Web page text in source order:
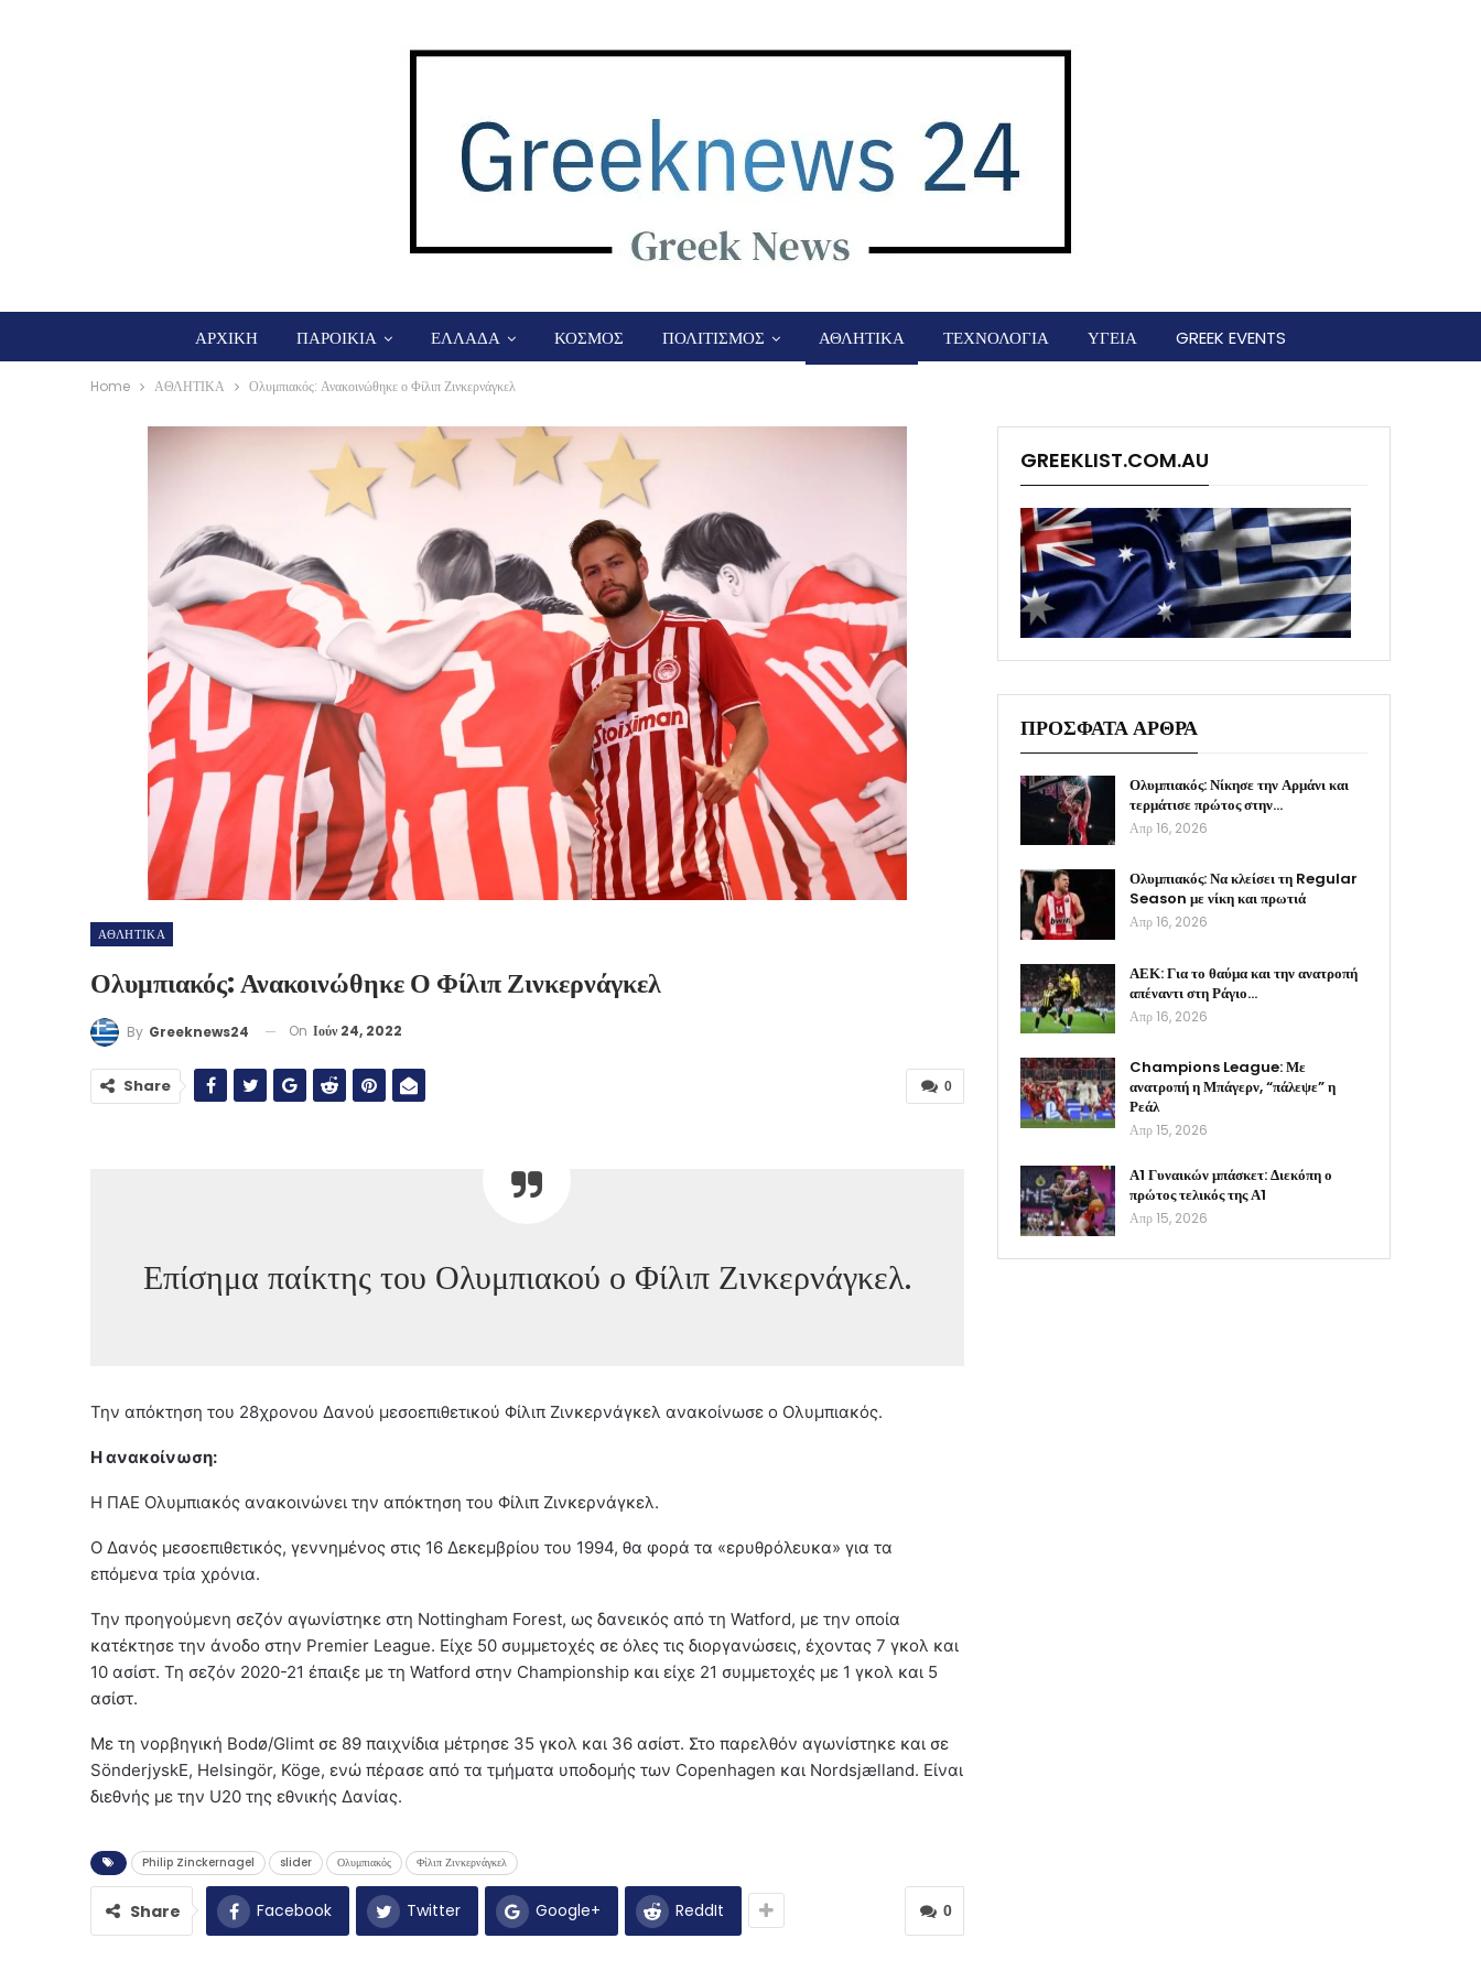
ΑΡΧΙΚΗ ΠΑΡΟΙΚΙΑ ΕΛΛΑΔΑ ΚΟΣΜΟΣ ΠΟΛΙΤΙΣΜΟΣ ΑΘΛΗΤΙΚΑ ΤΕΧΝΟΛΟΓΙΑ ΥΓΕΙΑ GREEK EVENTS
Home ΑΘΛΗΤΙΚΑ Ολυμπιακός: Ανακοινώθηκε ο Φίλιπ Ζινκερνάγκελ
ΑΘΛΗΤΙΚΑ
Ολυμπιακός: Ανακοινώθηκε Ο Φίλιπ Ζινκερνάγκελ
By Greeknews24 On Ιούν 24, 2022
0
Share
Επίσημα παίκτης του Ολυμπιακού ο Φίλιπ Ζινκερνάγκελ.
Την απόκτηση του 28χρονου Δανού μεσοεπιθετικού Φίλιπ Ζινκερνάγκελ ανακοίνωσε ο Ολυμπιακός.
Η ανακοίνωση:
Η ΠΑΕ Ολυμπιακός ανακοινώνει την απόκτηση του Φίλιπ Ζινκερνάγκελ.
Ο Δανός μεσοεπιθετικός, γεννημένος στις 16 Δεκεμβρίου του 1994, θα φορά τα «ερυθρόλευκα» για τα
επόμενα τρία χρόνια.
Την προηγούμενη σεζόν αγωνίστηκε στη Nottingham Forest, ως δανεικός από τη Watford, με την οποία
κατέκτησε την άνοδο στην Premier League. Είχε 50 συμμετοχές σε όλες τις διοργανώσεις, έχοντας 7 γκολ και
10 ασίστ. Τη σεζόν 2020-21 έπαιξε με τη Watford στην Championship και είχε 21 συμμετοχές με 1 γκολ και 5
ασίστ.
Με τη νορβηγική Bodø/Glimt σε 89 παιχνίδια μέτρησε 35 γκολ και 36 ασίστ. Στο παρελθόν αγωνίστηκε και σε
SönderjyskE, Helsingör, Köge, ενώ πέρασε από τα τμήματα υποδομής των Copenhagen και Nordsjælland. Είναι
διεθνής με την U20 της εθνικής Δανίας.
Philip Zinckernagel slider Ολυμπιακός Φίλιπ Ζινκερνάγκελ
0
Share Facebook Twitter Google+ ReddIt
GREEKLIST.COM.AU
ΠΡΟΣΦΑΤΑ ΑΡΘΡΑ
Ολυμπιακός: Νίκησε την Αρμάνι και
τερμάτισε πρώτος στην…
Απρ 16, 2026
Ολυμπιακός: Να κλείσει τη Regular
Season με νίκη και πρωτιά
Απρ 16, 2026
ΑΕΚ: Για το θαύμα και την ανατροπή
απέναντι στη Ράγιο…
Απρ 16, 2026
Champions League: Με
ανατροπή η Μπάγερν, “πάλεψε” η
Ρεάλ
Απρ 15, 2026
Α1 Γυναικών μπάσκετ: Διεκόπη ο
πρώτος τελικός της Α1
Απρ 15, 2026